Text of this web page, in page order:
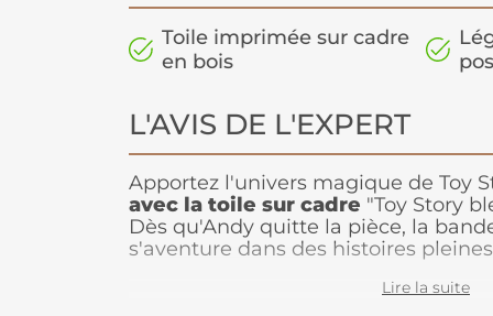
Toile imprimée sur cadre
en bois
L'AVIS DE L'EXPERT
Apportez l'univers magique de Toy
avec la toile sur cadre "Toy Story
Dès qu'Andy quitte la pièce, la
s'aventure dans des histoires
l'enthousiasme de ces personnages
Lire la suite